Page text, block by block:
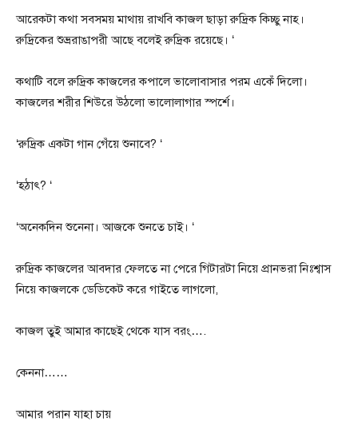
আরেকটা কথা সবসময় মাথায় রাখবি কাজল ছাড়া রুদ্রিক কিচ্ছু নাহ।
রুদ্রিকের শুভ্ররাঙাপরী আছে বলেই রুদ্রিক রয়েছে। ‘
কথাটি বলে রুদ্রিক কাজলের কপালে ভালোবাসার পরম একেঁ দিলো।
কাজলের শরীর শিউরে উঠলো ভালোলাগার স্পর্শে।
‘রুদ্রিক একটা গান গেঁয়ে শুনাবে? ‘
‘হঠাৎ? ‘
‘অনেকদিন শুনেনা। আজকে শুনতে চাই। ‘
রুদ্রিক কাজলের আবদার ফেলতে না পেরে গিটারটা নিয়ে প্রানভরা নিঃশ্বাস
নিয়ে কাজলকে ডেডিকেট করে গাইতে লাগলো,
কাজল তুই আমার কাছেই থেকে যাস বরং….
কেননা……
আমার পরান যাহা চায়